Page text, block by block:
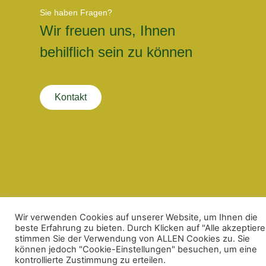
Sie haben Fragen?
Wir freuen uns, Ihnen
behilflich sein zu können
Kontakt
Wir verwenden Cookies auf unserer Website, um Ihnen die
beste Erfahrung zu bieten. Durch Klicken auf "Alle
stimmen Sie der Verwendung von ALLEN Cookies zu. Sie
können jedoch "Cookie-Einstellungen" besuchen, um eine
kontrollierte Zustimmung zu erteilen.